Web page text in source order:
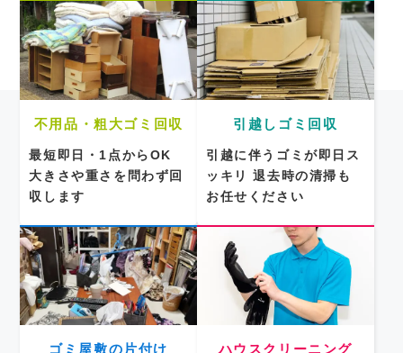
不用品・粗大ゴミ回収
最短即日・1点からOK
大きさや重さを問わず回
収します
引越しゴミ回収
引越に伴うゴミが即日ス
ッキリ
退去時の清掃も
お任せください
ゴミ屋敷の片付け ハウスクリーニング